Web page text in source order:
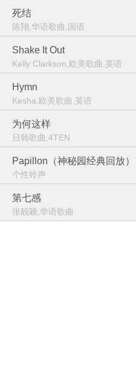
死结
陈翔,华语歌曲,国语
Shake It Out
Kelly Clarkson,欧美歌曲,英语
Hymn
Kesha,欧美歌曲,英语
为何这样
日韩歌曲,4TEN
Papillon（神秘园经典回放）
个性铃声
第七感
张靓颖,华语歌曲